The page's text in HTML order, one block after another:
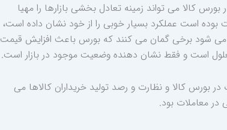
کالا می تواند زمینه تعادل بخشی بازارها را مهیا
است عملکرد بسیار خوبی را از خود نشان داده است،
می شود برخی گمان می کنند که بورس باعث افزایش قیمت
است و فقط نشان دهنده وضعیت موجود در بازار است.
بورس کالا و نظارت و رصد تولید خریداران کالاها می
معاملات بود.